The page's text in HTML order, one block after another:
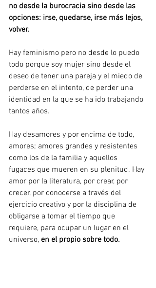
no desde la burocracia sino desde las
opciones: irse, quedarse, irse más lejos,
volver.
Hay feminismo pero no desde lo puedo
todo porque soy mujer sino desde el
deseo de tener una pareja y el miedo de
perderse en el intento, de perder una
identidad en la que se ha ido trabajando
tantos años.
Hay desamores y por encima de todo,
amores; amores grandes y resistentes
como los de la familia y aquellos
fugaces que mueren en su plenitud. Hay
amor por la literatura, por crear, por
crecer, por conocerse a través del
ejercicio creativo y por la disciplina de
obligarse a tomar el tiempo que
requiere, para ocupar un lugar en el
universo, en el propio sobre todo.